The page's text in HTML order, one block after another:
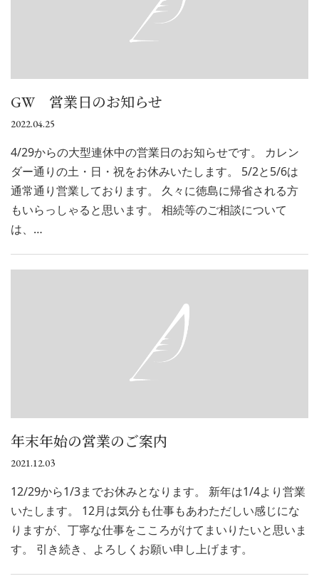
GW 営業日のお知らせ
2022.04.25
4/29からの大型連休中の営業日のお知らせです。 カレン
ダー通りの土・日・祝をお休みいたします。 5/2と5/6は
通常通り営業しております。 久々に徳島に帰省される方
もいらっしゃると思います。 相続等のご相談について
は、…
年末年始の営業のご案内
2021.12.03
12/29から1/3までお休みとなります。 新年は1/4より営業
いたします。 12月は気分も仕事もあわただしい感じにな
りますが、丁寧な仕事をこころがけてまいりたいと思いま
す。 引き続き、よろしくお願い申し上げます。